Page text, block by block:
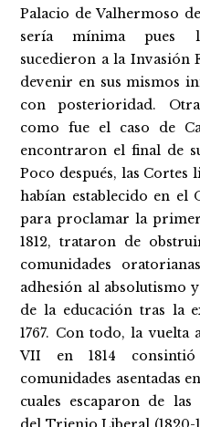
Palacio de Valhermoso
sería mínima pues
sucedieron a la Invasión
devenir en sus mismos
con posterioridad.
como fue el caso de
encontraron el final de
Poco después, las Cortes
habían establecido en el
para proclamar la
1812, trataron de
comunidades
adhesión al absolutismo
de la educación tras la
1767. Con todo, la vuelta
VII en 1814
comunidades asentadas
cuales escaparon de las